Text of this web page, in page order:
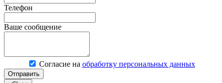
Телефон
Ваше сообщение
Согласие на обработку персональных данных
Отправить